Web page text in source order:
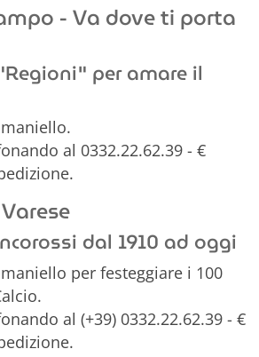
- Va dove ti porta
per amare il
al 0332.22.62.39 - €
dal 1910 ad oggi
per festeggiare i 100
al (+39) 0332.22.62.39 - €